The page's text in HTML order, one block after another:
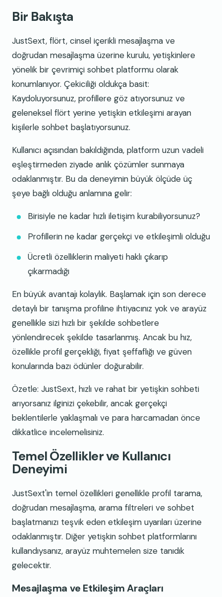
Bir Bakışta
JustSext, flört, cinsel içerikli mesajlaşma ve
doğrudan mesajlaşma üzerine kurulu, yetişkinlere
yönelik bir çevrimiçi sohbet platformu olarak
konumlanıyor. Çekiciliği oldukça basit:
Kaydoluyorsunuz, profillere göz atıyorsunuz ve
geleneksel flört yerine yetişkin etkileşimi arayan
kişilerle sohbet başlatıyorsunuz.
Kullanıcı açısından bakıldığında, platform uzun vadeli
eşleştirmeden ziyade anlık çözümler sunmaya
odaklanmıştır. Bu da deneyimin büyük ölçüde üç
şeye bağlı olduğu anlamına gelir:
Birisiyle ne kadar hızlı iletişim kurabiliyorsunuz?
Profillerin ne kadar gerçekçi ve etkileşimli olduğu
Ücretli özelliklerin maliyeti haklı çıkarıp
çıkarmadığı
En büyük avantajı kolaylık. Başlamak için son derece
detaylı bir tanışma profiline ihtiyacınız yok ve arayüz
genellikle sizi hızlı bir şekilde sohbetlere
yönlendirecek şekilde tasarlanmış. Ancak bu hız,
özellikle profil gerçekliği, fiyat şeffaflığı ve güven
konularında bazı ödünler doğurabilir.
Özetle: JustSext, hızlı ve rahat bir yetişkin sohbeti
arıyorsanız ilginizi çekebilir, ancak gerçekçi
beklentilerle yaklaşmalı ve para harcamadan önce
dikkatlice incelemelisiniz.
Temel Özellikler ve Kullanıcı
Deneyimi
JustSext'in temel özellikleri genellikle profil tarama,
doğrudan mesajlaşma, arama filtreleri ve sohbet
başlatmanızı teşvik eden etkileşim uyarıları üzerine
odaklanmıştır. Diğer yetişkin sohbet platformlarını
kullandıysanız, arayüz muhtemelen size tanıdık
gelecektir.
Mesajlaşma ve Etkileşim Araçları